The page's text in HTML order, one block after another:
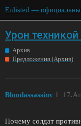
Enlisted —
Урон
Архив
Предложения (Архив)
Bloodassassinv 1
Почему солдат